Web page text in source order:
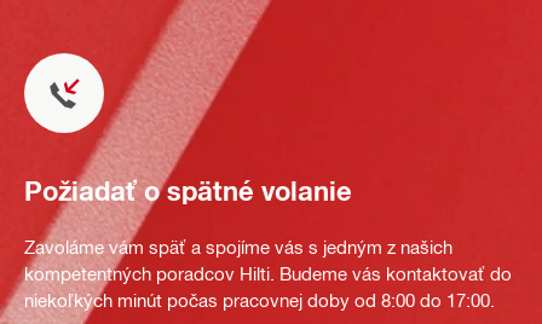
Požiadať o spätné volanie
Zavoláme vám späť a spojíme vás s jedným z našich
kompetentných poradcov Hilti. Budeme vás kontaktovať do
niekoľkých minút počas pracovnej doby od 8:00 do 17:00.